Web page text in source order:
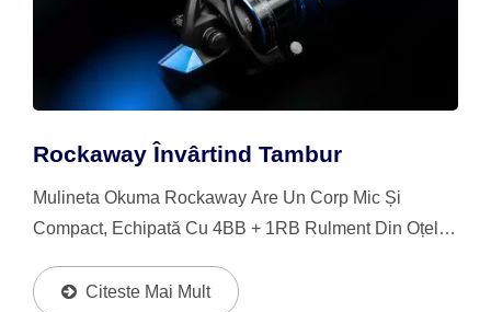
Rockaway Învârtind Tambur
Mulineta Okuma Rockaway Are Un Corp Mic Și
Compact, Echipată Cu 4BB + 1RB Rulment Din Oțel
Reduce Flexarea.
Citeste Mai Mult